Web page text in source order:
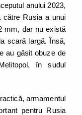
anului 2023,
către Rusia a unui
mm, dar nu există
scară largă. Însă,
au găsit obuze de
în sudul
armamentul
pentru Rusia